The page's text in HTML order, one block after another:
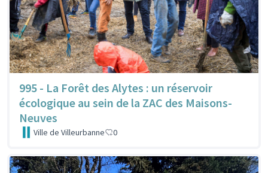
995 - La Forêt des Alytes : un réservoir
écologique au sein de la ZAC des Maisons-
Neuves
Ville de Villeurbanne 0